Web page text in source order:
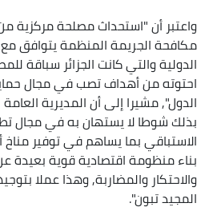
واعتبر أن "استحداث مصلحة مركزية
مكافحة الجريمة المنظمة يتوافق مع
الدولية والتي كانت الجزائر سباقة
احتوته من أهداف تصب في مجال
الدول", مشيرا إلى أن المديرية
بذلك شوطا لا يستهان به في مجال
الاستباقي بما يساهم في توفير مناخ
بناء منظومة اقتصادية قوية بعيدة عن
والاحتكار والمضاربة, وهذا عملا
المجيد تبون".